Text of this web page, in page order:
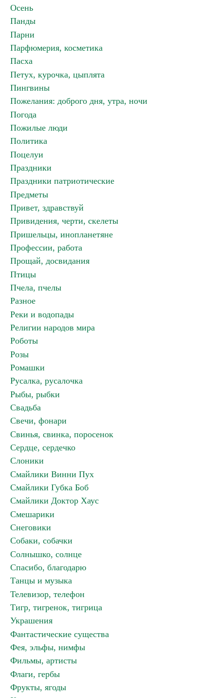
Осень
Панды
Парни
Парфюмерия, косметика
Пасха
Петух, курочка, цыплята
Пингвины
Пожелания: доброго дня, утра, ночи
Погода
Пожилые люди
Политика
Поцелуи
Праздники
Праздники патриотические
Предметы
Привет, здравствуй
Привидения, черти, скелеты
Пришельцы, инопланетяне
Профессии, работа
Прощай, досвидания
Птицы
Пчела, пчелы
Разное
Реки и водопады
Религии народов мира
Роботы
Розы
Ромашки
Русалка, русалочка
Рыбы, рыбки
Свадьба
Свечи, фонари
Свинья, свинка, поросенок
Сердце, сердечко
Слоники
Смайлики Винни Пух
Смайлики Губка Боб
Смайлики Доктор Хаус
Смешарики
Снеговики
Собаки, собачки
Солнышко, солнце
Спасибо, благодарю
Танцы и музыка
Телевизор, телефон
Тигр, тигренок, тигрица
Украшения
Фантастические существа
Фея, эльфы, нимфы
Фильмы, артисты
Флаги, гербы
Фрукты, ягоды